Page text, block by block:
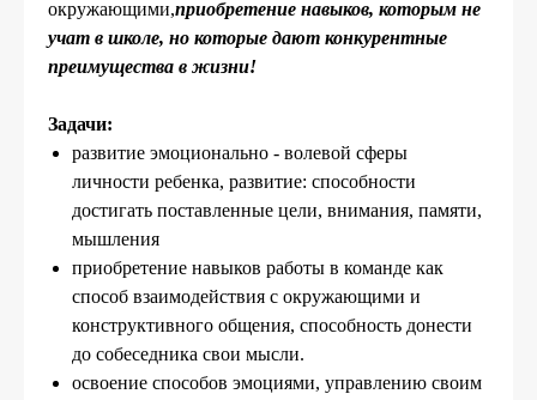
окружающими,приобретение навыков, которым не
учат в школе, но которые дают конкурентные
преимущества в жизни!
Задачи:
развитие эмоционально - волевой сферы
личности ребенка, развитие: способности
достигать поставленные цели, внимания, памяти,
мышления
приобретение навыков работы в команде как
способ взаимодействия с окружающими и
конструктивного общения, способность донести
до собеседника свои мысли.
освоение способов эмоциями, управлению своим